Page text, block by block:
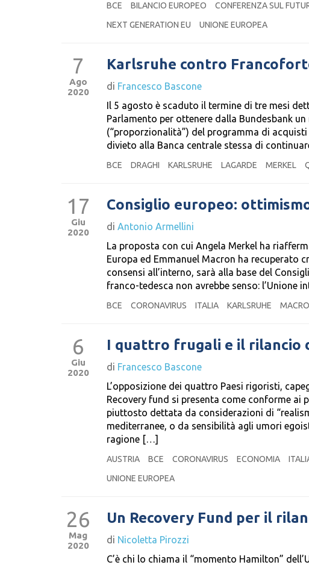
BCE BILANCIO EUROPEO CONFERENZA SUL
NEXT GENERATION EU
UNIONE EUROPEA
7
Ago
2020
Karlsruhe contro
di Francesco Bascone
Il 5 agosto è scaduto il termine di tre mesi
Parlamento per ottenere dalla Bundesbank
(“proporzionalità”) del programma di
divieto alla Banca centrale stessa di
BCE DRAGHI KARLSRUHE LAGARDE MERKEL
17
Giu
2020
Consiglio europeo:
di Antonio Armellini
La proposta con cui Angela Merkel ha
Europa ed Emmanuel Macron ha recuperato
consensi all’interno, sarà alla base del
franco-tedesca non avrebbe senso: l’Unione
BCE CORONAVIRUS ITALIA KARLSRUHE
6
Giu
2020
I quattro frugali e il rilancio
di Francesco Bascone
L’opposizione dei quattro Paesi rigoristi,
Recovery fund si presenta come conforme ai
piuttosto dettata da considerazioni di
mediterranee, o da sensibilità agli umori
ragione […]
AUSTRIA BCE CORONAVIRUS ECONOMIA
UNIONE EUROPEA
26
Mag
2020
Un Recovery Fund per il
di Nicoletta Pirozzi
C’è chi lo chiama il “momento Hamilton”